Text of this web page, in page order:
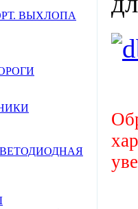
ВЫХЛОПА